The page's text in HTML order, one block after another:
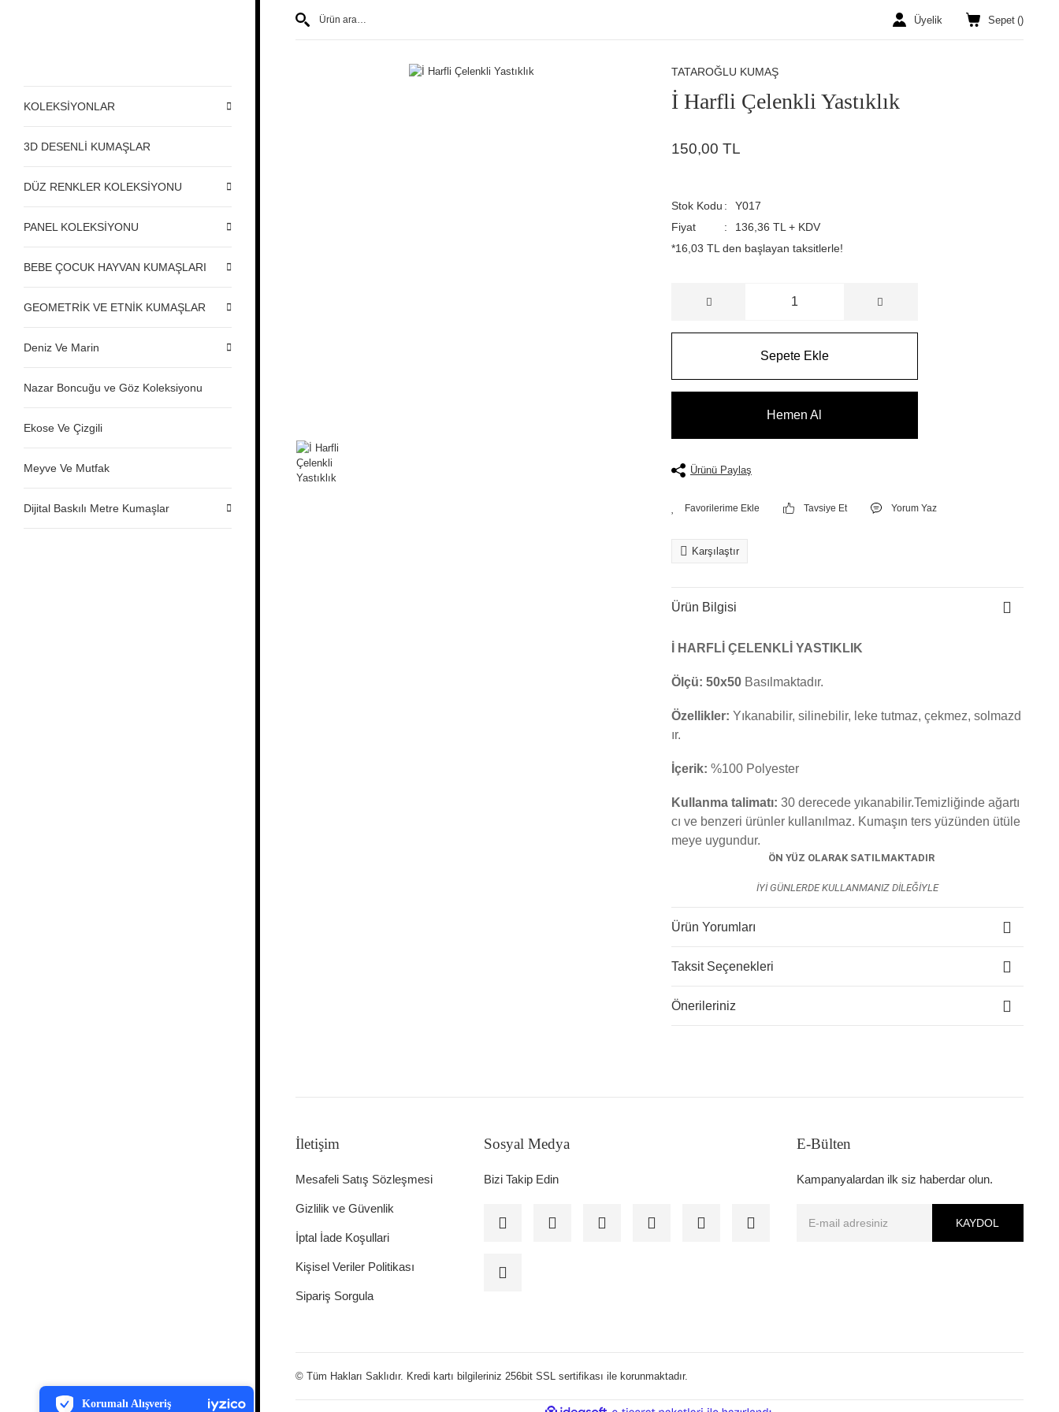
Korumalı Alışveriş
7/24 Canlı Destek
KOLEKSİYONLAR
3D DESENLİ KUMAŞLAR
DÜZ RENKLER KOLEKSİYONU
PANEL KOLEKSİYONU
BEBE ÇOCUK HAYVAN KUMAŞLARI
GEOMETRİK VE ETNİK KUMAŞLAR
Deniz Ve Marin
Nazar Boncuğu ve Göz Koleksiyonu
Ekose Ve Çizgili
Meyve Ve Mutfak
Dijital Baskılı Metre Kumaşlar
Üyelik Sepet ()
TATAROĞLU KUMAŞ
İ Harfli Çelenkli Yastıklık
150,00 TL
Stok Kodu
Y017
Fiyat
136,36 TL + KDV
*16,03 TL den başlayan taksitlerle!
Sepete Ekle
Hemen Al
Ürünü Paylaş
Tavsiye Et Yorum Yaz
Karşılaştır
Ürün Bilgisi
İ HARFLİ ÇELENKLİ YASTIKLIK
Ölçü: 50x50 Basılmaktadır.
Özellikler: Yıkanabilir, silinebilir, leke tutmaz, çekmez, solmazd
ır.
İçerik: %100 Polyester
Kullanma talimatı: 30 derecede yıkanabilir.Temizliğinde ağartı
cı ve benzeri ürünler kullanılmaz. Kumaşın ters yüzünden ütüle
meye uygundur.
ÖN YÜZ OLARAK SATILMAKTADIR
İYİ GÜNLERDE KULLANMANIZ DİLEĞİYLE
Ürün Yorumları
Taksit Seçenekleri
Önerileriniz
İletişim
Mesafeli Satış Sözleşmesi
Gizlilik ve Güvenlik
İptal İade Koşullari
Kişisel Veriler Politikası
Sipariş Sorgula
Sosyal Medya
Bizi Takip Edin
E-Bülten
Kampanyalardan ilk siz haberdar olun.
KAYDOL
© Tüm Hakları Saklıdır. Kredi kartı bilgileriniz 256bit SSL sertifikası ile korunmaktadır.